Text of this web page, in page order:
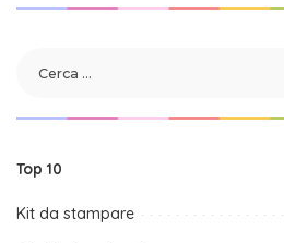
Top 10
Kit da stampare